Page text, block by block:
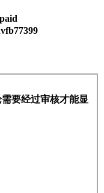
要经过审核才能显